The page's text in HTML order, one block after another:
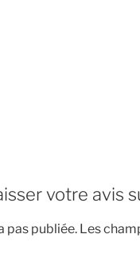
votre avis
pas publiée. Les